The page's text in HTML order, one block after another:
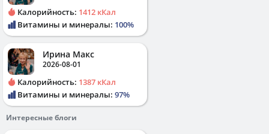
Калорийность: 1412 кКал
Витамины и минералы: 100%
Ирина Макс
2026-08-01
Калорийность: 1387 кКал
Витамины и минералы: 97%
Интересные блоги